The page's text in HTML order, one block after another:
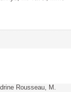
Rousseau, M.